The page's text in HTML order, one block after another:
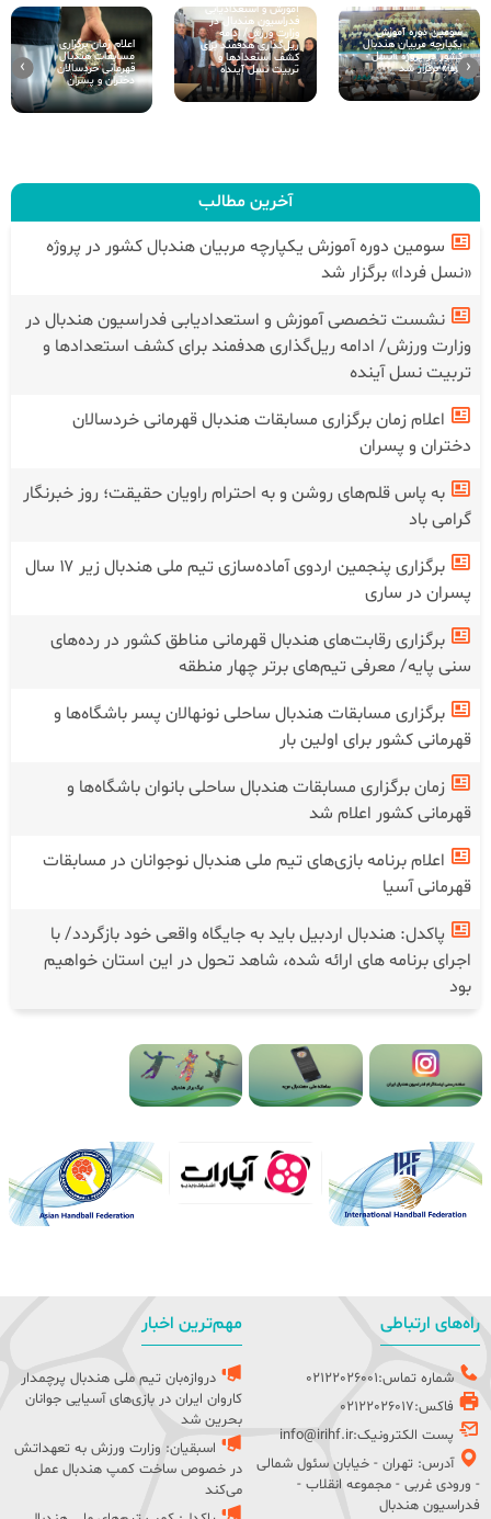
سومین دوره آموزش
یکپارچه مربیان هندبال
کشور در پروژه «نسل
فردا» برگزار شد
آموزش و استعدادیابی
فدراسیون هندبال در
وزارت ورزش/ ادامه
ریل‌گذاری هدفمند برای
کشف استعدادها و
تربیت نسل آینده
اعلام زمان برگزاری
مسابقات هندبال
قهرمانی خردسالان
دختران و پسران
‹
›
آخرین مطالب
سومین دوره آموزش یکپارچه مربیان هندبال کشور در پروژه
«نسل فردا» برگزار شد
نشست تخصصی آموزش و استعدادیابی فدراسیون هندبال در
وزارت ورزش/ ادامه ریل‌گذاری هدفمند برای کشف استعدادها و
تربیت نسل آینده
اعلام زمان برگزاری مسابقات هندبال قهرمانی خردسالان
دختران و پسران
به پاس قلم‌های روشن و به احترام راویان حقیقت؛ روز خبرنگار
گرامی باد
برگزاری پنجمین اردوی آماده‌سازی تیم ملی هندبال زیر ۱۷ سال
پسران در ساری
برگزاری رقابت‌های هندبال قهرمانی مناطق کشور در رده‌های
سنی پایه/ معرفی تیم‌های برتر چهار منطقه
برگزاری مسابقات هندبال ساحلی نونهالان پسر باشگاه‌ها و
قهرمانی کشور برای اولین بار
زمان برگزاری مسابقات هندبال ساحلی بانوان باشگاه‌ها و
قهرمانی کشور اعلام شد
اعلام برنامه بازی‌های تیم ملی هندبال نوجوانان در مسابقات
قهرمانی آسیا
پاکدل: هندبال اردبیل باید به جایگاه واقعی خود بازگردد/ با
اجرای برنامه های ارائه شده، شاهد تحول در این استان خواهیم
بود
راه‌های ارتباطی
شماره تماس:02122026001
فاکس:02122026017
پست الکترونیک:info@irihf.ir
آدرس: تهران - خیابان سئول شمالی
- ورودی غربی - مجموعه انقلاب -
فدراسیون هندبال
مهم‌ترین اخبار
دروازه‌بان تیم ملی هندبال پرچمدار
کاروان ایران در بازی‌های آسیایی جوانان
بحرین شد
اسبقیان: وزارت ورزش به تعهداتش
در خصوص ساخت کمپ هندبال عمل
می‌کند